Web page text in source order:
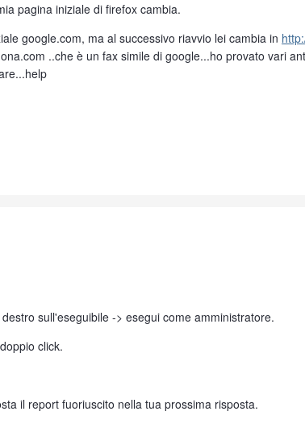
pagina iniziale di firefox cambia.
google.com, ma al successivo riavvio lei cambia in
..che è un fax simile di google...ho provato vari
sull'eseguibile -> esegui come amministratore.
click.
il report fuoriuscito nella tua prossima risposta.